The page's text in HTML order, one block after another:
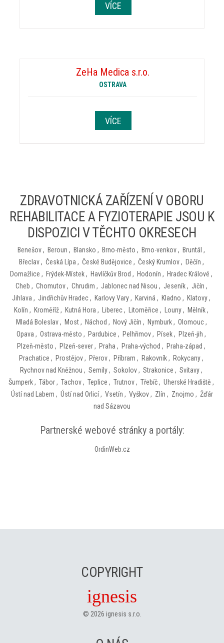
VÍCE
ZeHa Medica s.r.o.
OSTRAVA
VÍCE
ZDRAVOTNICKÁ ZAŘÍZENÍ V OBORU
REHABILITACE A FYZIOTERAPIE JSOU K
DISPOZICI V TĚCHTO OKRESECH
Benešov, Beroun , Blansko , Brno-město , Brno-venkov, Bruntál ,
Břeclav, Česká Lípa , České Budějovice , Český Krumlov, Děčín ,
Domažlice , Frýdek-Místek, Havlíčkův Brod , Hodonín , Hradec Králové ,
Cheb , Chomutov, Chrudim , Jablonec nad Nisou , Jeseník, Jičín ,
Jihlava , Jindřichův Hradec, Karlovy Vary, Karviná , Kladno , Klatovy,
Kolín , Kroměříž, Kutná Hora , Liberec, Litoměřice , Louny, Mělník,
Mladá Boleslav, Most, Náchod , Nový Jičín , Nymburk, Olomouc,
Opava , Ostrava-město , Pardubice , Pelhřimov, Písek, Plzeň-jih ,
Plzeň-město , Plzeň-sever, Praha , Praha-východ , Praha-západ ,
Prachatice , Prostějov, Přerov, Příbram , Rakovník, Rokycany,
Rychnov nad Kněžnou , Semily, Sokolov, Strakonice , Svitavy,
Šumperk, Tábor, Tachov, Teplice , Trutnov, Třebíč, Uherské Hradiště ,
Ústí nad Labem , Ústí nad Orlicí, Vsetín , Vyškov, Zlín , Znojmo , Žďár
nad Sázavou
Partnerské webové stránky a portály:
OrdinWeb.cz
COPYRIGHT
ignesis
© 2026 ignesis s.r.o.